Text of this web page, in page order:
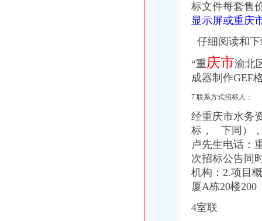
茶园新区A核心区B2区、D区、行政广场、水体公园、政法广场场平工
茶园新区A核心区行政中心B1区行政综合大楼消防工程施工中标结果-
【重庆茶园新区业务拓展招聘网_业务拓展招聘信息】-重庆智联招聘
365刚需淘房：茶园新区被看好5大热盘推荐7800元/平起-重庆365地产
中国银行股份有限公司重庆茶园新区支行_【信用信息_诉讼信息_财务
茶园新区有了车管所上牌补换都可办理_新浪重庆新闻_新浪重庆
重庆茶园新区小型办公卡位出租物业费多少钱一个月？环境怎么样？
重庆市招标投标综合网_茶园新区城市生活污水处理二期扩建工程厂区
茶园新区的先锋者时代都汇引领城市盛景-重庆365地产家居网
（办结）茶园新区B标准分区纵一路（远期及北段）路道路勘察设计办
（办结）重庆市南岸区茶园新区E标准分区大兴村地块基础设施建设工
重庆公司变更：实力商家代办茶园新区（经开区）工商注册\变更\注销-
（正在办理）茶园新区LNG气化站办事结果-重庆市城乡建设委员会
标文件每套售
显示屏或重庆
仔细阅读和
“重庆市渝北
成器制作GEF
7.联系方式招标人：
经重庆市水务
标， 下同），
卢先生电话：
次招标公告同
机构：2.项目
厦A栋20楼200
4室联